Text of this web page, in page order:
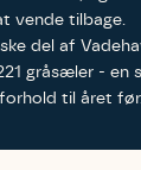
vende tilbage.
del af
gråsæler - en
til året
under på
under på
punkt
er
jordhumle,
under på
tilbage til